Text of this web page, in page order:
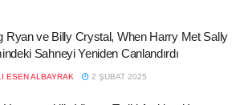
Ryan ve Billy Crystal, When Harry Met Sally
Sahneyi Yeniden Canlandırdı
ESEN ALBAYRAK 2 ŞUBAT 2025